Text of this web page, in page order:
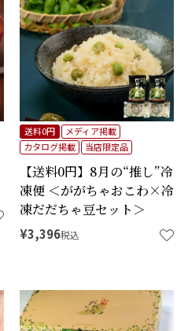
【送料0円】8月の“推し”冷
凍便 ＜ががちゃおこわ×冷
凍だだちゃ豆セット＞
送料0円
メディア掲載
カタログ掲載
当店限定品
¥3,396税込